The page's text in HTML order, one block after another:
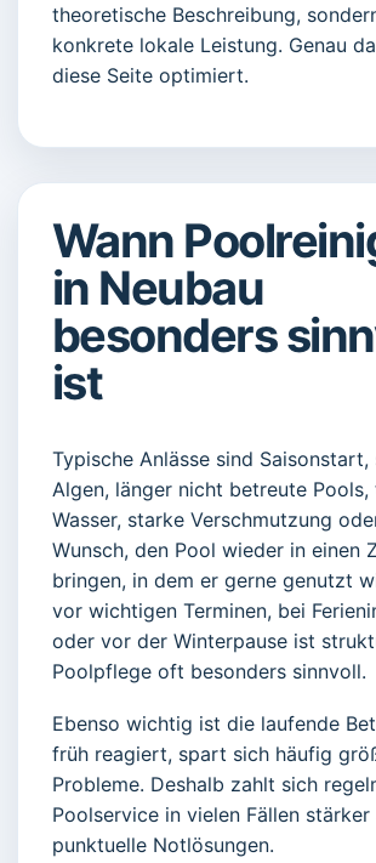
theoretische Beschreibung,
konkrete lokale Leistung. Genau
diese Seite optimiert.
Wann
in Neubau
besonders
ist
Typische Anlässe sind
Algen, länger nicht betreute Pools,
Wasser, starke Verschmutzung
Wunsch, den Pool wieder in einen
bringen, in dem er gerne genutzt
vor wichtigen Terminen, bei
oder vor der Winterpause ist
Poolpflege oft besonders sinnvoll.
Ebenso wichtig ist die laufende
früh reagiert, spart sich häufig
Probleme. Deshalb zahlt sich
Poolservice in vielen Fällen stärker
punktuelle Notlösungen.